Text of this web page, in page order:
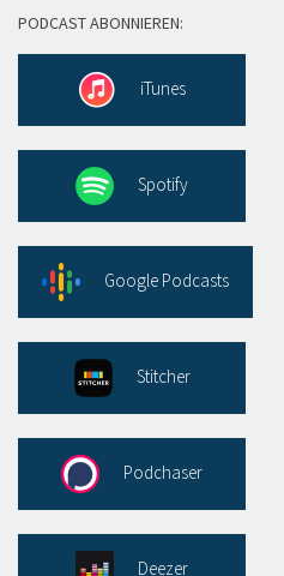
PODCAST ABONNIEREN:
iTunes
Spotify
Google Podcasts
Stitcher
Podchaser
Deezer